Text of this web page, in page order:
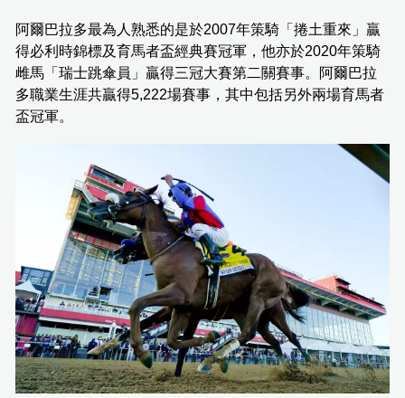
阿爾巴拉多最為人熟悉的是於2007年策騎「捲土重來」贏
得必利時錦標及育馬者盃經典賽冠軍，他亦於2020年策騎
雌馬「瑞士跳傘員」贏得三冠大賽第二關賽事。阿爾巴拉
多職業生涯共贏得5,222場賽事，其中包括另外兩場育馬者
盃冠軍。